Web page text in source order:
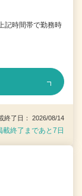
記時間帯で勤務時
了日： 2026/08/14
載終了まであと7日